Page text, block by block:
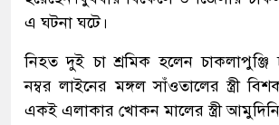
এ ঘটনা ঘটে।
নিহত দুই চা শ্রমিক হলেন চাকলাপুঞ্জি
নম্বর লাইনের মঙ্গল সাঁওতালের স্ত্রী
একই এলাকার খোকন মালের স্ত্রী